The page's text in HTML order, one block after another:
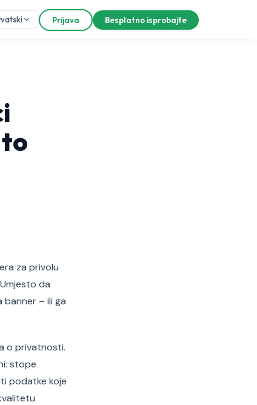
Prijava Besplatno isprobajte
za privolu
da
banner – ili ga
o privatnosti.
stope
podatke koje